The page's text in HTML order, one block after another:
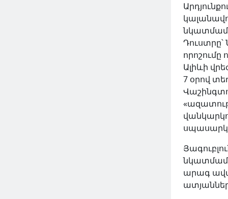
Ալիևի
7 օրով
արագ